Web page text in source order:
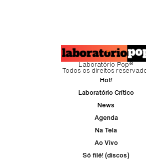
Laboratório Pop®
Todos os direitos
Hot!
Laboratório Crítico
News
Agenda
Na Tela
Ao Vivo
Só filé! (discos)